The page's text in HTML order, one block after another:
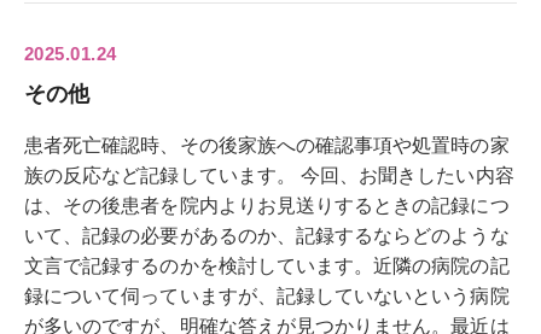
2025.01.24
その他
患者死亡確認時、その後家族への確認事項や処置時の家
族の反応など記録しています。 今回、お聞きしたい内容
は、その後患者を院内よりお見送りするときの記録につ
いて、記録の必要があるのか、記録するならどのような
文言で記録するのかを検討しています。近隣の病院の記
録について伺っていますが、記録していないという病院
が多いのですが、明確な答えが見つかりません。最近は